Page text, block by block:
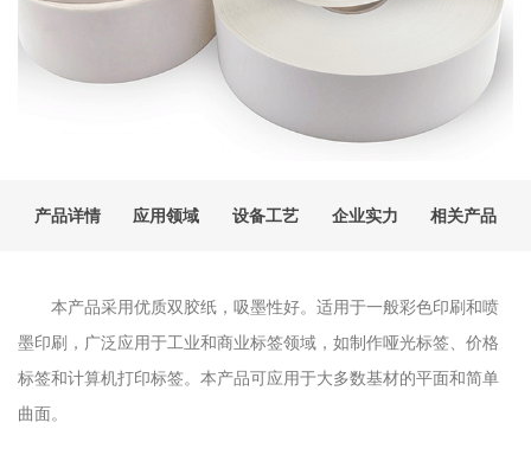
产品详情 应用领域 设备工艺 企业实力 相关产品
本产品采用优质双胶纸，吸墨性好。适用于一般彩色印刷和喷
墨印刷，广泛应用于工业和商业标签领域，如制作哑光标签、价格
标签和计算机打印标签。本产品可应用于大多数基材的平面和简单
曲面。